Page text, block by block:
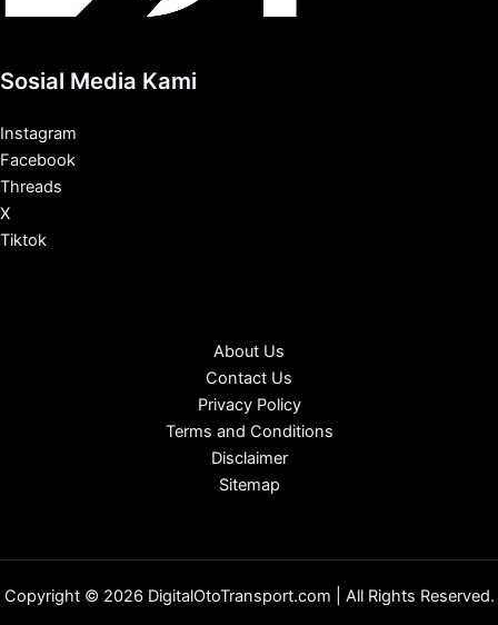
Sosial Media Kami
Instagram
Facebook
Threads
X
Tiktok
About Us
Contact Us
Privacy Policy
Terms and Conditions
Disclaimer
Sitemap
Copyright © 2026 DigitalOtoTransport.com | All Rights Reserved.